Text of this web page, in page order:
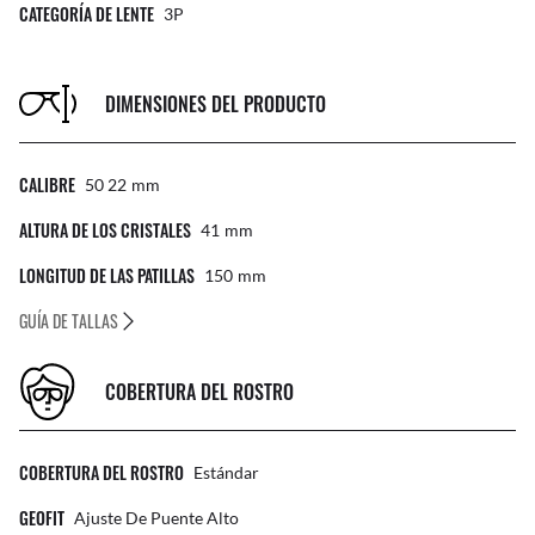
CATEGORÍA DE LENTE 3P
DIMENSIONES DEL PRODUCTO
CALIBRE 50 22 Mm
ALTURA DE LOS CRISTALES 41 Mm
LONGITUD DE LAS PATILLAS 150 Mm
GUÍA DE TALLAS
COBERTURA DEL ROSTRO
COBERTURA DEL ROSTRO Estándar
GEOFIT Ajuste De Puente Alto